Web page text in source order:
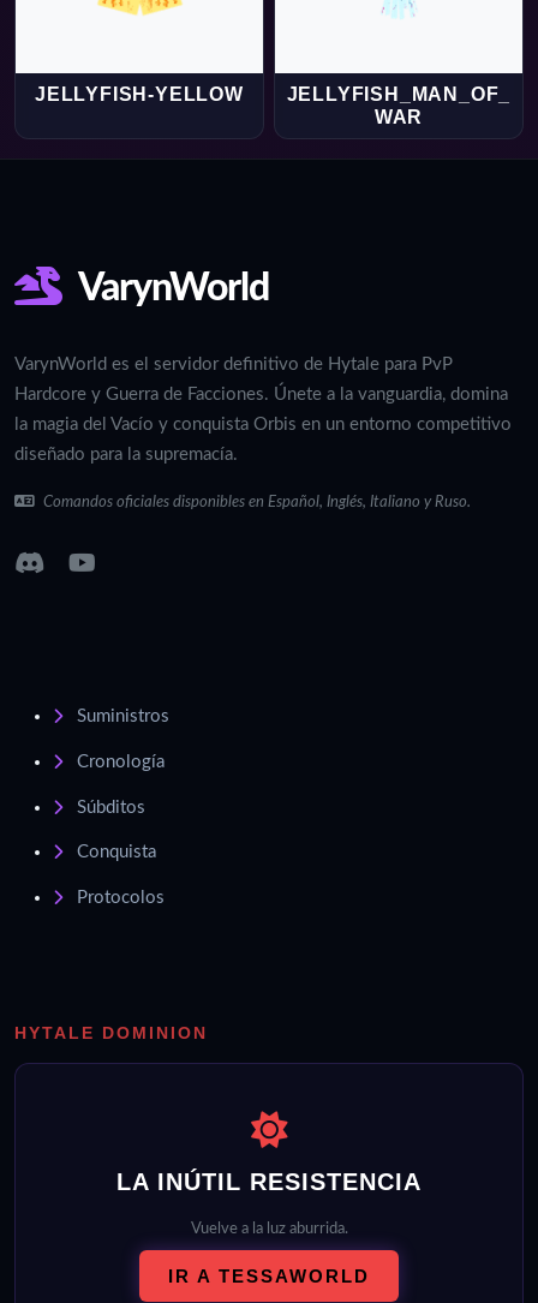
JELLYFISH-YELLOW
JELLYFISH_MAN_OF_
WAR
VarynWorld
VarynWorld es el servidor definitivo de Hytale para PvP
Hardcore y Guerra de Facciones. Únete a la vanguardia, domina
la magia del Vacío y conquista Orbis en un entorno competitivo
diseñado para la supremacía.
Comandos oficiales disponibles en Español, Inglés, Italiano y Ruso.
Suministros
Cronología
Súbditos
Conquista
Protocolos
HYTALE DOMINION
LA INÚTIL RESISTENCIA
Vuelve a la luz aburrida.
IR A TESSAWORLD